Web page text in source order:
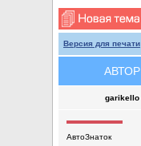
Версия для печати
АВТОР
garikello
АвтоЗнаток